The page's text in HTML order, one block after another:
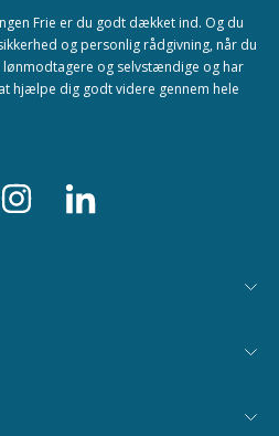
Frie er du godt dækket ind. Og du
og personlig rådgivning, når du
og selvstændige og har
hjælpe dig godt videre gennem hele